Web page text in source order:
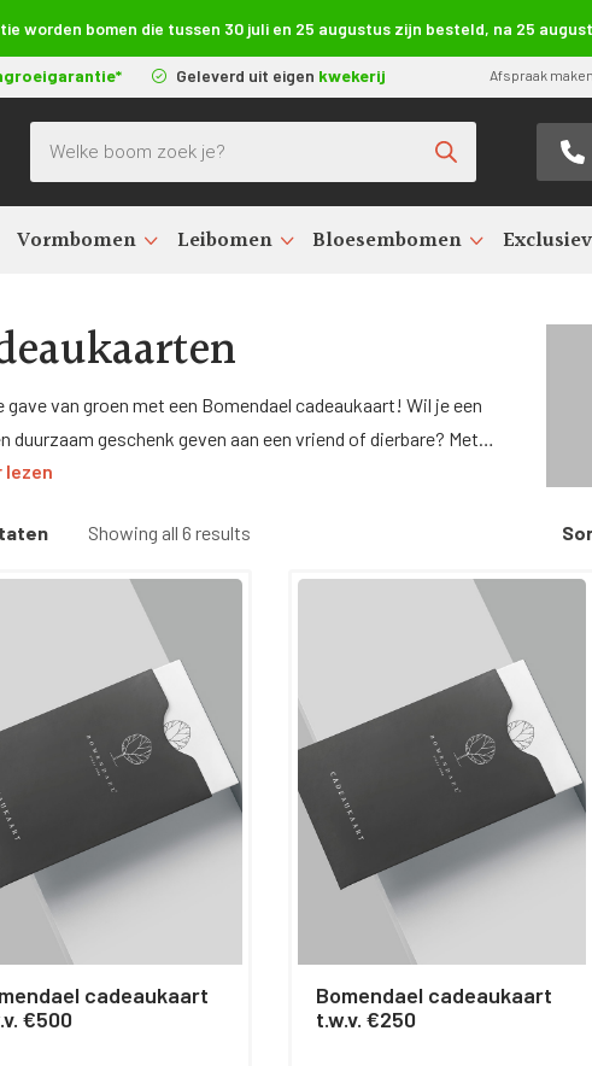
worden bomen die tussen 30 juli en 25 augustus zijn besteld, na 25
Producten zoeken
Vormbomen Leibomen Bloesembomen
Geleverd uit eigen kwekerij Afspraak maken
gave van groen met een Bomendael cadeaukaart! Wil je een
duurzaam geschenk geven aan een vriend of dierbare? Met
geef je hen de mogelijkheid om hun eigen boom of
jubileum, of gewoon om iemand te verrassen is, de
cadeaukaart biedt de ontvanger de kans om de natuur te
en een blijvend verschil te maken. En het beste van alles, we
cadeaukaart rechtstreeks naar hun deur, met liefde verpakt
om te geven. Laat je geliefden de schoonheid van de natuur
met een Bomendael cadeaukaart vandaag nog!
lezen
Showing all 6 results
cadeaukaart
€500
Bomendael cadeaukaart
t.w.v. €250